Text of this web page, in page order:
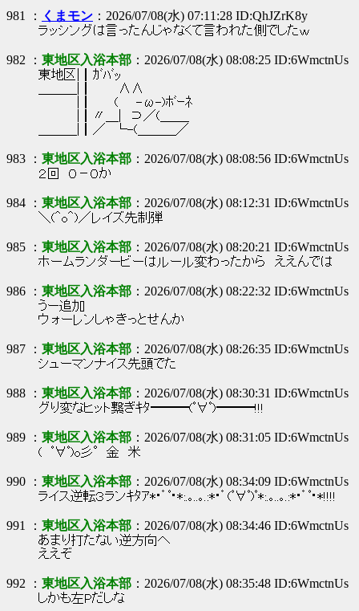
981 ： くまモン ：2026/07/08(水) 07:11:28 ID:QhJZrK8y
ラッシングは言ったんじゃなくて言われた側でしたｗ
982 ： 東地区入浴本部 ：2026/07/08(水) 08:08:25 ID:6WmctnUs
東地区|┃ｶﾞﾊﾞｯ
＿＿＿|┃ ∧∧
|┃ ( -ω-)ﾎﾞｰﾈ
|┃〃＿| ⊃／(＿＿_
＿＿＿|┃／ └-(＿＿＿／
983 ： 東地区入浴本部 ：2026/07/08(水) 08:08:56 ID:6WmctnUs
２回 ０－０か
984 ： 東地区入浴本部 ：2026/07/08(水) 08:12:31 ID:6WmctnUs
＼(＾o＾)／レイズ先制弾
985 ： 東地区入浴本部 ：2026/07/08(水) 08:20:21 ID:6WmctnUs
ホームランダービーはルール変わったから ええんでは
986 ： 東地区入浴本部 ：2026/07/08(水) 08:22:32 ID:6WmctnUs
うー追加
ウォーレンしゃきっとせんか
987 ： 東地区入浴本部 ：2026/07/08(水) 08:26:35 ID:6WmctnUs
シューマンナイス先頭でた
988 ： 東地区入浴本部 ：2026/07/08(水) 08:30:31 ID:6WmctnUs
グり変なヒット繋ぎｷﾀ━━━(ﾟ∀ﾟ)━━━!!!
989 ： 東地区入浴本部 ：2026/07/08(水) 08:31:05 ID:6WmctnUs
( ﾟ∀ﾟ)o彡°金 米
990 ： 東地区入浴本部 ：2026/07/08(水) 08:34:09 ID:6WmctnUs
ライス逆転３ランｷﾀｱ*･゜ﾟ･*:.｡..｡.:*･゜(ﾟ∀ﾟ)ﾟ*:.｡..｡.:*･゜ﾟ･*!!!!
991 ： 東地区入浴本部 ：2026/07/08(水) 08:34:46 ID:6WmctnUs
あまり打たない逆方向へ
ええぞ
992 ： 東地区入浴本部 ：2026/07/08(水) 08:35:48 ID:6WmctnUs
しかも左Pだしな